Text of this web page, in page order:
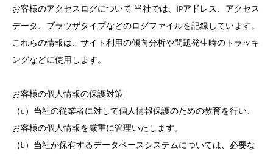
お客様のアクセスログについて 当社では、IPアドレス、アクセス
データ、ブラウザタイプなどのログファイルを記録しています。
これらの情報は、サイト利用の傾向分析や問題発生時のトラッキ
ングなどに使用します。
お客様の個人情報の保護対策
（a）当社の従業者に対して個人情報保護のための教育を行い、
お客様の個人情報を厳重に管理いたします。
（b）当社が保有するデータベースシステムについては、必要な